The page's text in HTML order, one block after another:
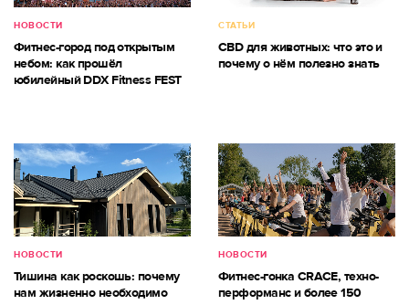
НОВОСТИ
Фитнес-город под открытым
небом: как прошёл
юбилейный DDX Fitness FEST
СТАТЬИ
CBD для животных: что это и
почему о нём полезно знать
НОВОСТИ
Тишина как роскошь: почему
нам жизненно необходимо
НОВОСТИ
Фитнес-гонка CRACE, техно-
перформанс и более 150